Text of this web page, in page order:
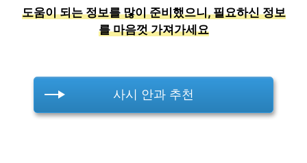
도움이 되는 정보를 많이 준비했으니, 필요하신 정보
를 마음껏 가져가세요
사시 안과 추천